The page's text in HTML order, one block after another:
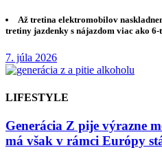
Až tretina elektromobilov
tretiny jazdenky s nájazdom viac ako
7. júla 2026
LIFESTYLE
Generácia Z pije výrazne
má však v rámci Európy